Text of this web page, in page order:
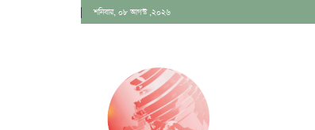
শনিবার, ০৮ আগস্ট ,২০২৬